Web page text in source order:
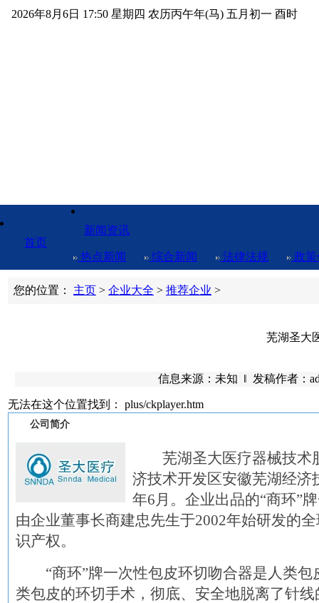
2026年8月6日 17:50 星期四 农历丙午年(马) 五月初一 酉时
首页
新闻资讯
热点新闻 综合新闻 法律法规 政
您的位置： 主页 > 企业大全 > 推荐企业 >
芜湖圣大
信息来源：未知 ‖ 发稿作者：
无法在这个位置找到： plus/ckplayer.htm
公司简介
芜湖圣大医疗器械技术
济技术开发区安徽芜湖经济
年6月。企业出品的“商环”
由企业董事长商建忠先生于2002年始研发的
识产权。
“商环”牌一次性包皮环切吻合器是人类包
类包皮的环切手术，彻底、安全地脱离了针